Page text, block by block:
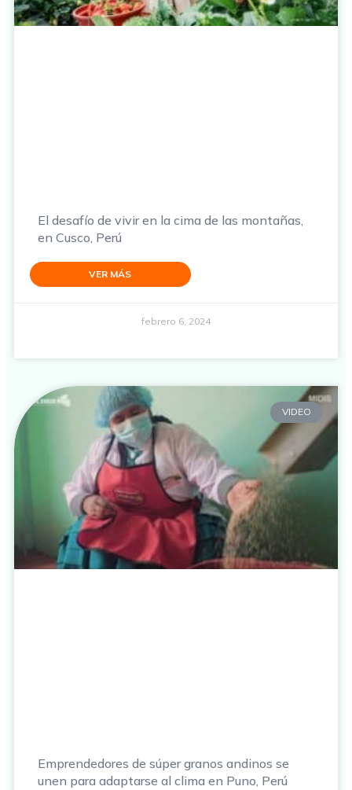
El desafío de vivir en la cima de las montañas,
en Cusco, Perú
VER MÁS
febrero 6, 2024
VIDEO
Emprendedores de súper granos andinos se
unen para adaptarse al clima en Puno, Perú